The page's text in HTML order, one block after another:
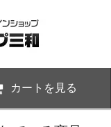
カートを見る